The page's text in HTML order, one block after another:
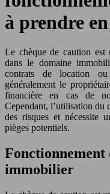
à prendre
Le chèque de caution est un document financier largement utilisé
dans le domaine
contrats de location
généralement le
financière en cas de
Cependant, l’utilisation du
des risques et nécessite
pièges potentiels.
Fonctionnement
immobilier